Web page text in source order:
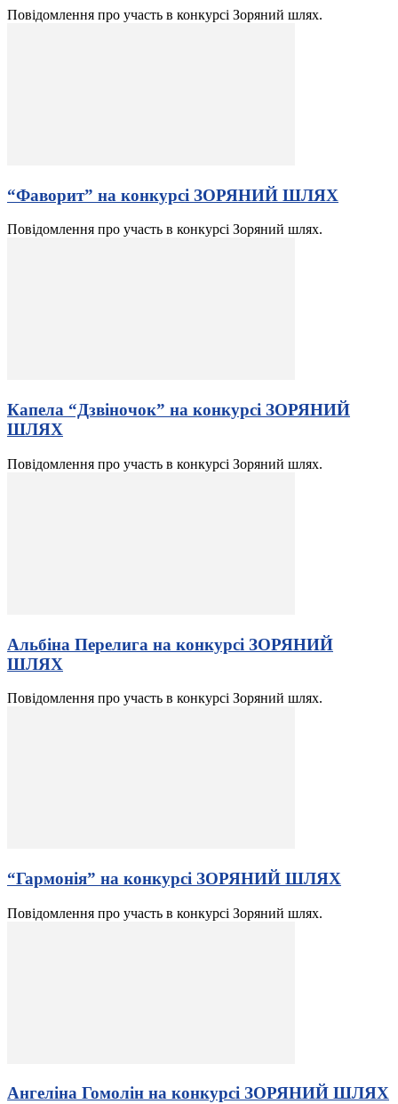
Повідомлення про участь в конкурсі Зоряний шлях.
“Фаворит” на конкурсі ЗОРЯНИЙ ШЛЯХ
Повідомлення про участь в конкурсі Зоряний шлях.
Капела “Дзвіночок” на конкурсі ЗОРЯНИЙ
ШЛЯХ
Повідомлення про участь в конкурсі Зоряний шлях.
Альбіна Перелига на конкурсі ЗОРЯНИЙ
ШЛЯХ
Повідомлення про участь в конкурсі Зоряний шлях.
“Гармонія” на конкурсі ЗОРЯНИЙ ШЛЯХ
Повідомлення про участь в конкурсі Зоряний шлях.
Ангеліна Гомолін на конкурсі ЗОРЯНИЙ ШЛЯХ